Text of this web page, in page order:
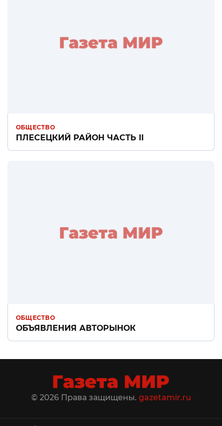
ОБЩЕСТВО
ПЛЕСЕЦКИЙ РАЙОН ЧАСТЬ II
ОБЩЕСТВО
ОБЪЯВЛЕНИЯ АВТОРЫНОК
© 2026 Права защищены. gazetamir.ru